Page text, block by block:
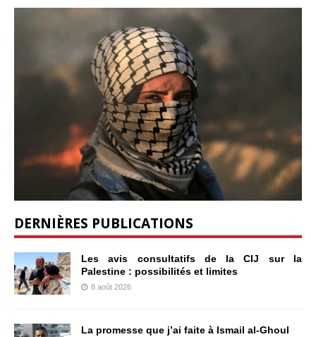
DERNIÈRES PUBLICATIONS
Les avis consultatifs de la CIJ sur la
Palestine : possibilités et limites
8 août 2026
La promesse que j’ai faite à Ismail al-Ghoul